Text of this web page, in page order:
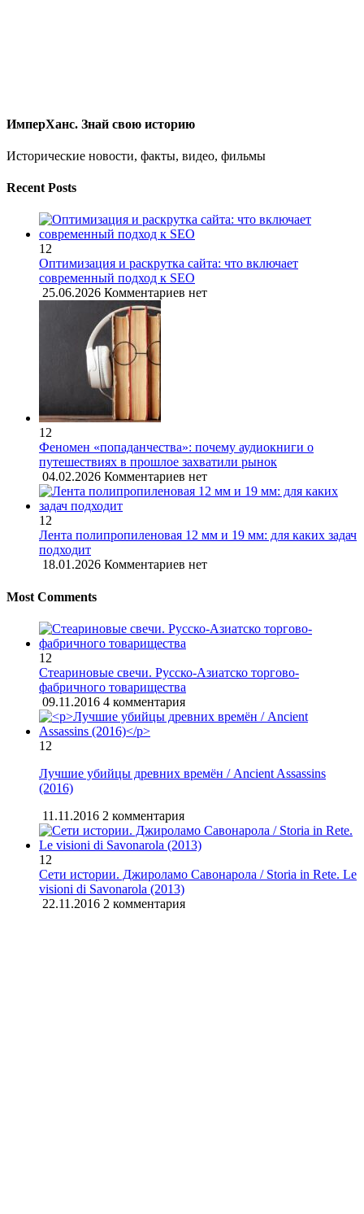
ИмперХанс. Знай свою историю
Исторические новости, факты, видео, фильмы
Recent Posts
12
Оптимизация и раскрутка сайта: что включает
современный подход к SEO
25.06.2026 Комментариев нет
12
Феномен «попаданчества»: почему аудиокниги о
путешествиях в прошлое захватили рынок
04.02.2026 Комментариев нет
12
Лента полипропиленовая 12 мм и 19 мм: для каких задач
подходит
18.01.2026 Комментариев нет
Most Comments
12
Стеариновые свечи. Русско-Азиатско торгово-
фабричного товарищества
09.11.2016 4 комментария
12
Лучшие убийцы древних времён / Ancient Assassins
(2016)
11.11.2016 2 комментария
12
Сети истории. Джироламо Савонарола / Storia in Rete. Le
visioni di Savonarola (2013)
22.11.2016 2 комментария